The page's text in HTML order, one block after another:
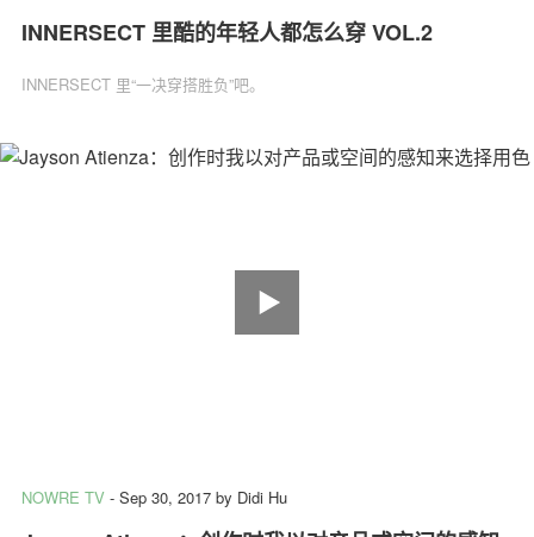
INNERSECT 里酷的年轻人都怎么穿 VOL.2
INNERSECT 里“一决穿搭胜负”吧。
NOWRE TV - Sep 30, 2017 by Didi Hu